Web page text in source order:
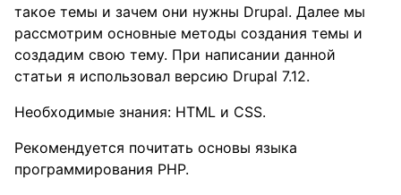
такое темы и зачем они нужны Drupal. Далее мы
рассмотрим основные методы создания темы и
создадим свою тему. При написании данной
статьи я использовал версию Drupal 7.12.
Необходимые знания: HTML и CSS.
Рекомендуется почитать основы языка
программирования PHP.